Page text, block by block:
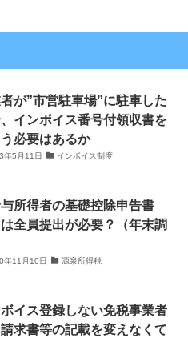
が”市営駐車場”に駐車した
インボイス番号付領収書を
必要はあるか
年5月11日 インボイス制度
与所得者の基礎控除申告書
全員提出が必要？（年末調
年11月10日 源泉所得税
イス登録しない免税事業者
求書等の記載を変えなくて